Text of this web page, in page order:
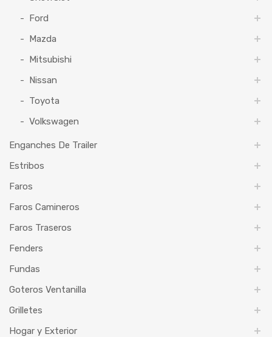
Ford
Mazda
Mitsubishi
Nissan
Toyota
Volkswagen
Enganches De Trailer
Estribos
Faros
Faros Camineros
Faros Traseros
Fenders
Fundas
Goteros Ventanilla
Grilletes
Hogar y Exterior